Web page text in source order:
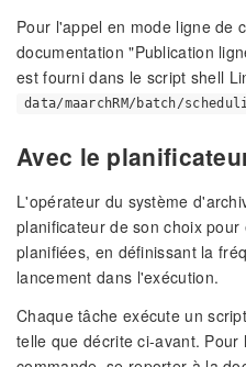
Pour l'appel en mode ligne de
documentation "Publication
est fourni dans le script shell
data/maarchRM/batch/
Avec le
L'opérateur du système
planificateur de son choix
planifiées, en définissant la
lancement dans l'exécution.
Chaque tâche exécute un
telle que décrite ci-avant.